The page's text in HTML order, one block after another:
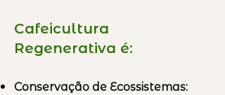
Cafeicultura
Regenerativa é:
Conservação de Ecossistemas: